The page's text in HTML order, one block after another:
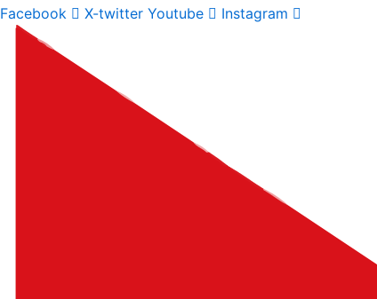
Facebook
X-twitter Youtube Instagram